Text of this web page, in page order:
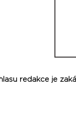
redakce je